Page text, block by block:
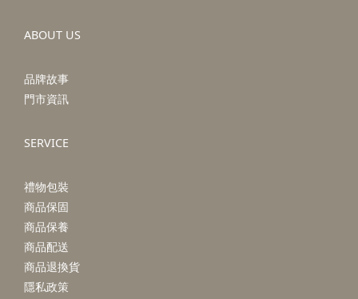
ABOUT US
品牌故事
門市資訊
SERVICE
禮物包裝
商品保固
商品保養
商品配送
商品退換貨
隱私政策